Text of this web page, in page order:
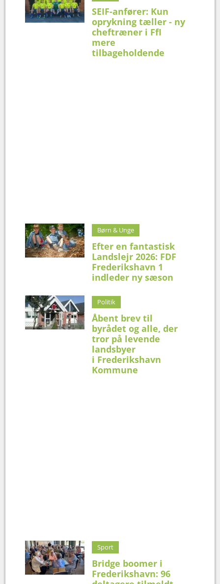
SEIF-anfører: Kun
oprykning tæller - ny
cheftræner i FfI
mere
tilbageholdende
Børn & Unge
Efter en fantastisk
Landslejr 2026: FDF
Frederikshavn 1
indleder ny sæson
Politik
Åbent brev til
byrådet og alle, der
tror på levende
landsbyer
i Frederikshavn
Kommune
Sport
Bridge boomer i
Frederikshavn: 96